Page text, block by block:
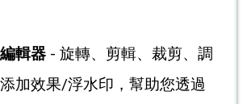
輯器- 旋轉、剪輯、裁剪、調
加效果/浮水印，幫助您透過